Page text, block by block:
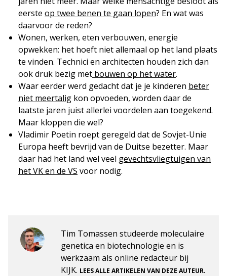
eerste op twee benen te gaan lopen? En wat was
daarvoor de reden?
Wonen, werken, eten verbouwen, energie
opwekken: het hoeft niet allemaal op het land plaats
te vinden. Technici en architecten houden zich dan
ook druk bezig met bouwen op het water.
Waar eerder werd gedacht dat je je kinderen beter
niet meertalig kon opvoeden, worden daar de
laatste jaren juist allerlei voordelen aan toegekend.
Maar kloppen die wel?
Vladimir Poetin roept geregeld dat de Sovjet-Unie
Europa heeft bevrijd van de Duitse bezetter. Maar
daar had het land wel veel gevechtsvliegtuigen van
het VK en de VS voor nodig.
Tim Tomassen studeerde moleculaire
genetica en biotechnologie en is
werkzaam als online redacteur bij
KIJK. LEES ALLE ARTIKELEN VAN DEZE AUTEUR.